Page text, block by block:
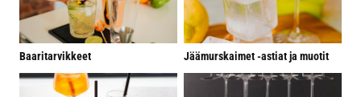
Baaritarvikkeet Jäämurskaimet -astiat ja muotit